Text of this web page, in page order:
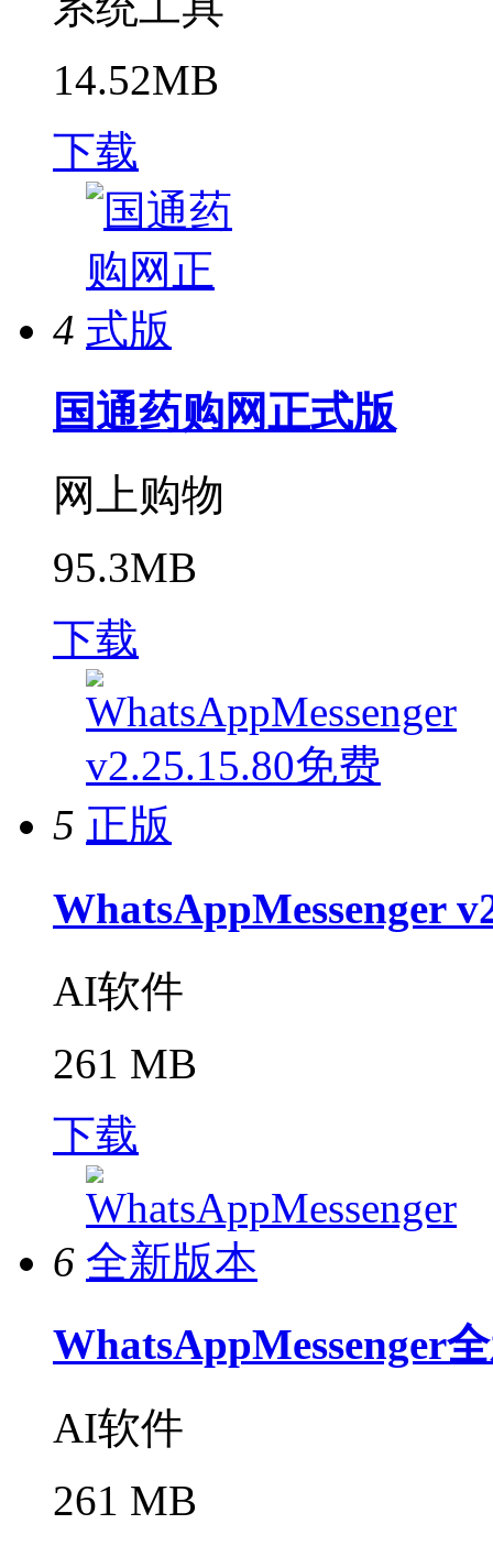
14.52MB
下载
4
国通药购网正式版
网上购物
95.3MB
下载
5
WhatsAppMessenger
AI软件
261 MB
下载
6
WhatsAppMessenger
AI软件
261 MB